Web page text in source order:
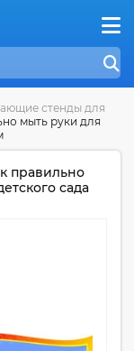
стенды для
мыть руки для
правильно
сада